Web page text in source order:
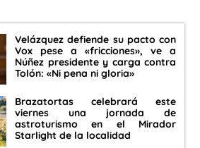
Velázquez defiende su pacto con
Vox pese a «fricciones», ve a
Núñez presidente y carga contra
Tolón: «Ni pena ni gloria»
Brazatortas celebrará este
viernes una jornada de
astroturismo en el Mirador
Starlight de la localidad